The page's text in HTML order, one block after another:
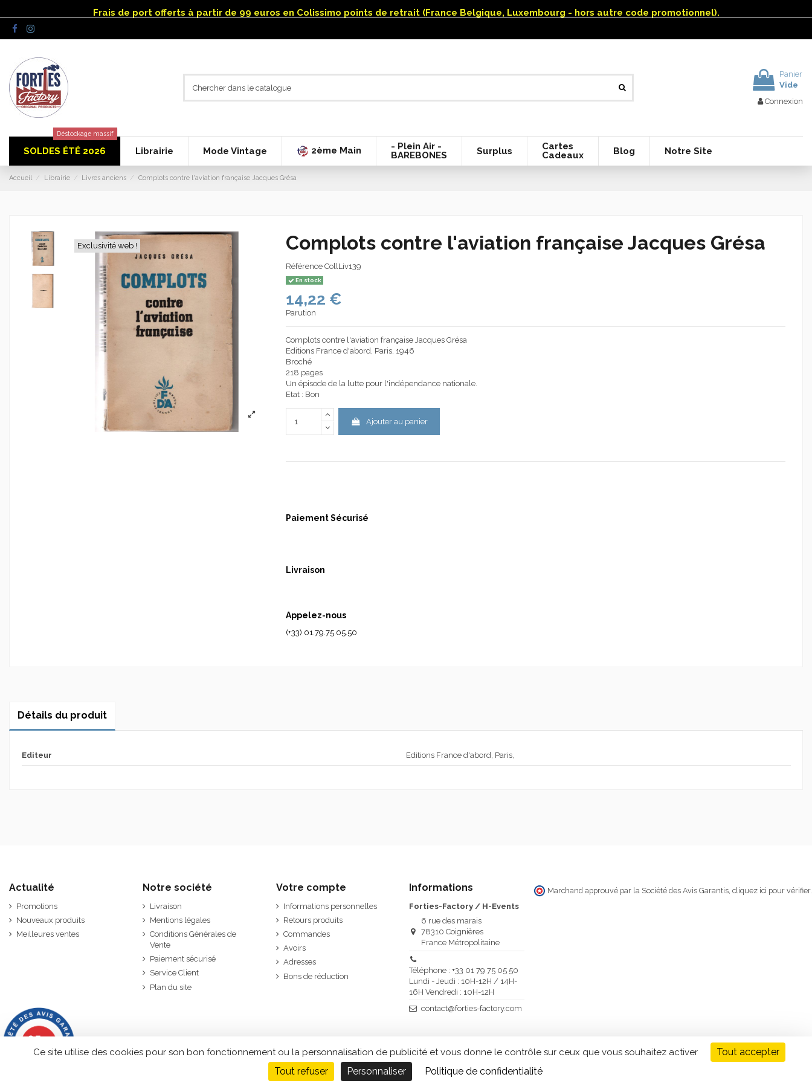
Frais de port offerts à partir de 99 euros en Colissimo points de retrait (France Belgique, Luxembourg - hors autre code promotionnel).
Panier
Vide
Connexion
SOLDES ÉTÉ 2026
Déstockage massif
Librairie Mode Vintage 2ème Main
- Plein Air -
BAREBONES
Surplus
Cartes
Cadeaux
Blog Notre Site
Accueil Librairie Livres anciens Complots contre l'aviation française Jacques Grésa
Exclusivité web ! Complots contre l'aviation française Jacques Grésa
Référence CollLiv139
En stock
14,22 €
Parution
Complots contre l'aviation française Jacques Grésa
Editions France d'abord, Paris, 1946
Broché
218 pages
Un épisode de la lutte pour l'indépendance nationale.
Etat : Bon
Ajouter au panier
Paiement Sécurisé
Livraison
Appelez-nous
(+33) 01.79.75.05.50
Détails du produit
Editeur Editions France d'abord, Paris,
Actualité
Promotions
Nouveaux produits
Meilleures ventes
Notre société
Livraison
Mentions légales
Conditions Générales de
Vente
Paiement sécurisé
Service Client
Plan du site
Votre compte
Informations personnelles
Retours produits
Commandes
Avoirs
Adresses
Bons de réduction
Informations
Forties-Factory / H-Events
6 rue des marais
78310 Coignières
France Métropolitaine
Téléphone : +33 01 79 75 05 50
Lundi - Jeudi : 10H-12H / 14H-
16H Vendredi : 10H-12H
contact@forties-factory.com
Marchand approuvé par la Société des Avis Garantis, cliquez ici pour vérifier.
9.7
2846 avis
Ce site utilise des cookies pour son bon fonctionnement ou la personnalisation de publicité et vous donne le contrôle sur ceux que vous souhaitez activer
Tout accepter
Tout refuser
Personnaliser Politique de confidentialité